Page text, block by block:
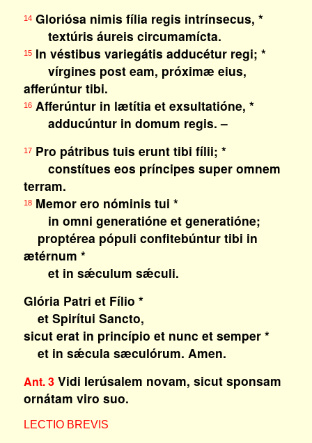
14Gloriósa nimis fília regis intrínsecus, *
textúris áureis circumamícta.
15In véstibus variegátis adducétur regi; *
vírgines post eam, próximæ eius,
afferúntur tibi.
16Afferúntur in lætítia et exsultatióne, *
adducúntur in domum regis. –
17Pro pátribus tuis erunt tibi fílii; *
constítues eos príncipes super omnem
terram.
18Memor ero nóminis tui *
in omni generatióne et generatióne;
proptérea pópuli confitebúntur tibi in
ætérnum *
et in sǽculum sǽculi.
Glória Patri et Fílio *
et Spirítui Sancto,
sicut erat in princípio et nunc et semper *
et in sǽcula sæculórum. Amen.
Ant. 3Vidi Ierúsalem novam, sicut sponsam
ornátam viro suo.
LECTIO BREVIS